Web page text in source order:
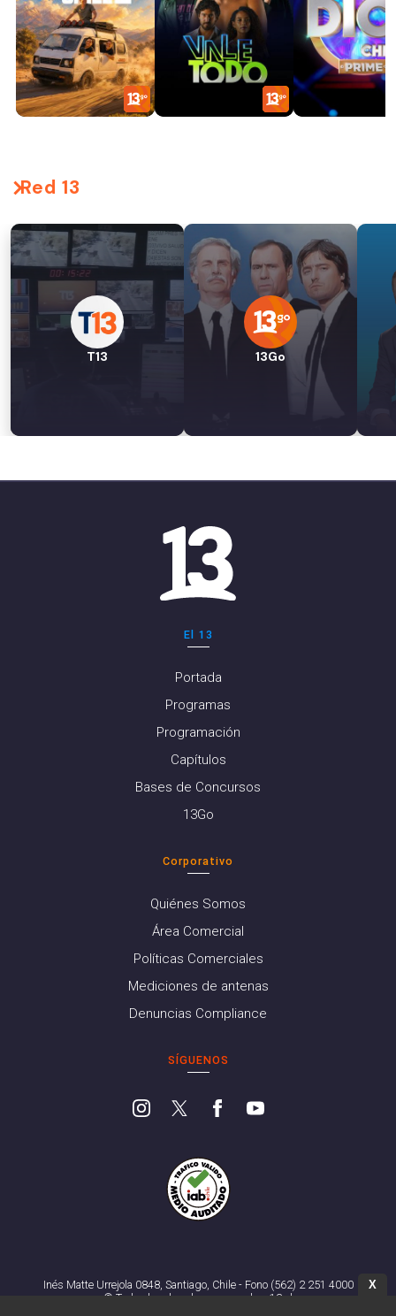
Red 13
T13 13Go
El 13
Portada
Programas
Programación
Capítulos
Bases de Concursos
13Go
Corporativo
Quiénes Somos
Área Comercial
Políticas Comerciales
Mediciones de antenas
Denuncias Compliance
SÍGUENOS
Inés Matte Urrejola 0848, Santiago, Chile - Fono (562) 2 251 4000
© Todos los derechos reservados. 13.cl
X